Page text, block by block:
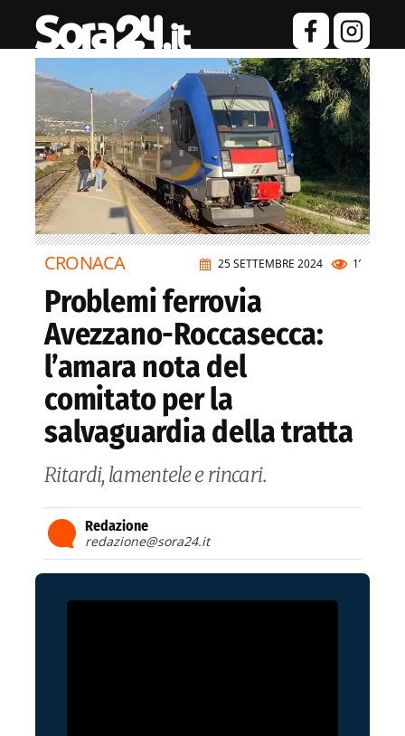
25 SETTEMBRE 2024 1’
CRONACA
Problemi ferrovia
Avezzano-Roccasecca:
l’amara nota del
comitato per la
salvaguardia della tratta
Ritardi, lamentele e rincari.
Redazione
redazione@sora24.it